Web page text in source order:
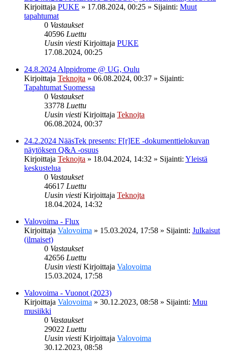
Kirjoittaja PUKE » 17.08.2024, 00:25 » Sijainti: Muut
tapahtumat
0 Vastaukset
40596 Luettu
Uusin viesti Kirjoittaja PUKE
17.08.2024, 00:25
24.8.2024 Alppidrome @ UG, Oulu
Kirjoittaja Teknojta » 06.08.2024, 00:37 » Sijainti:
Tapahtumat Suomessa
0 Vastaukset
33778 Luettu
Uusin viesti Kirjoittaja Teknojta
06.08.2024, 00:37
24.2.2024 NääsTek presents: F[r]EE -dokumenttielokuvan
näytöksen Q&A -osuus
Kirjoittaja Teknojta » 18.04.2024, 14:32 » Sijainti: Yleistä
keskustelua
0 Vastaukset
46617 Luettu
Uusin viesti Kirjoittaja Teknojta
18.04.2024, 14:32
Valovoima - Flux
Kirjoittaja Valovoima » 15.03.2024, 17:58 » Sijainti: Julkaisut
(ilmaiset)
0 Vastaukset
42656 Luettu
Uusin viesti Kirjoittaja Valovoima
15.03.2024, 17:58
Valovoima - Vuonot (2023)
Kirjoittaja Valovoima » 30.12.2023, 08:58 » Sijainti: Muu
musiikki
0 Vastaukset
29022 Luettu
Uusin viesti Kirjoittaja Valovoima
30.12.2023, 08:58